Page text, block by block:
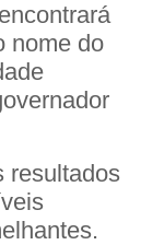
nome do
resultados